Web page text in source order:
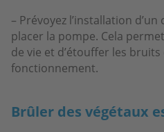
– Prévoyez l’installation
placer la pompe. Cela
de vie et d’étouffer les
fonctionnement.
Brûler des végétaux